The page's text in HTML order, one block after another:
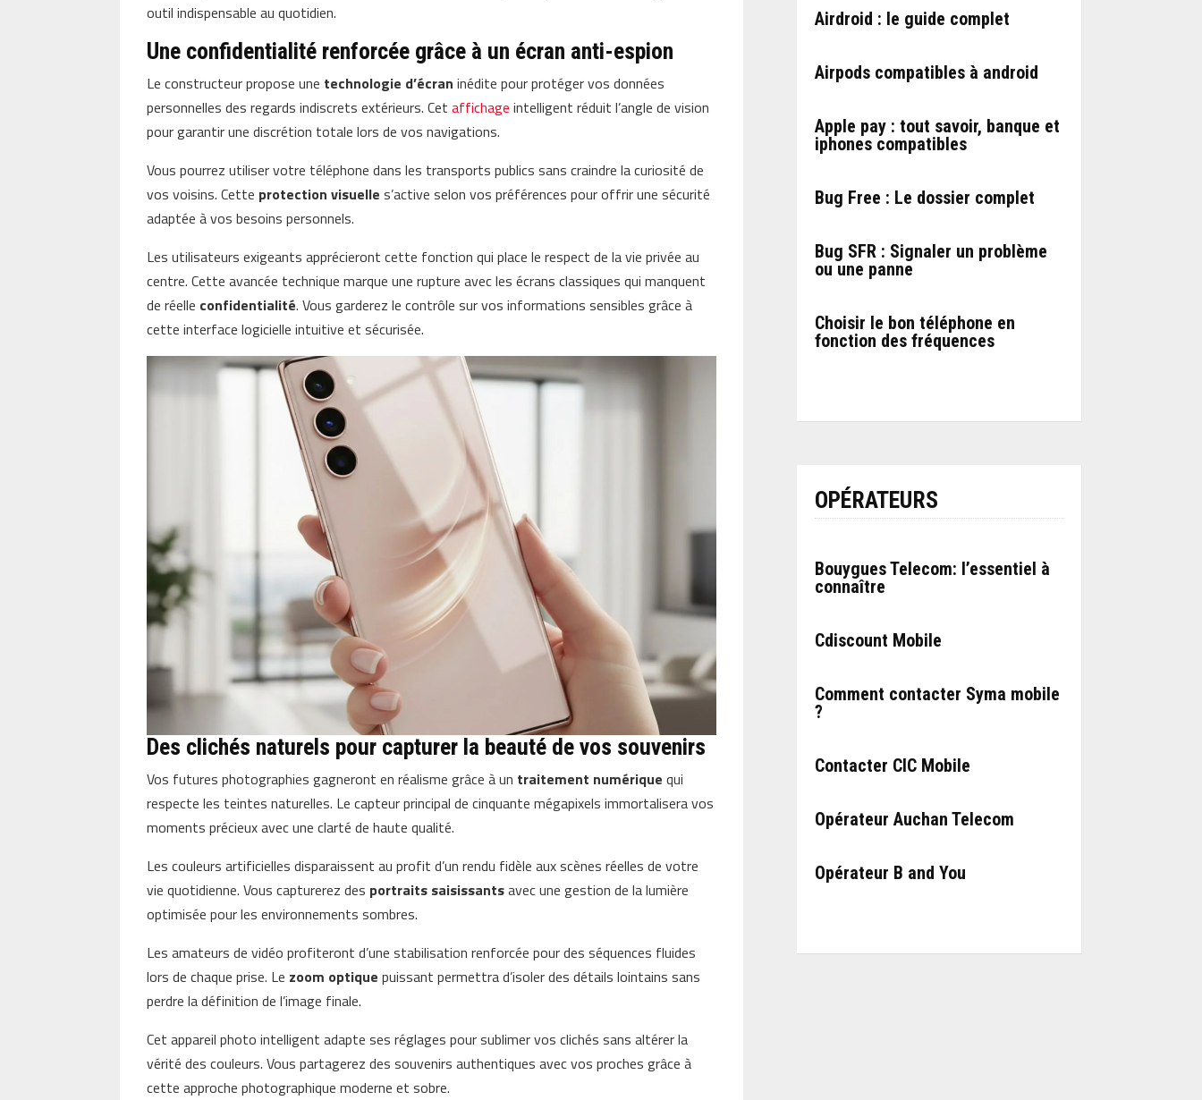
outil indispensable au quotidien.
Une confidentialité renforcée grâce à un écran anti-espion
Le constructeur propose une technologie d’écran inédite pour protéger vos données
personnelles des regards indiscrets extérieurs. Cetaffichage intelligent réduit l’angle de vision
pour garantir une discrétion totale lors de vos navigations.
Vous pourrez utiliser votre téléphone dans les transports publics sans craindre la curiosité de
vos voisins. Cette protection visuelle s’active selon vos préférences pour offrir une sécurité
adaptée à vos besoins personnels.
Les utilisateurs exigeants apprécieront cette fonction qui place le respect de la vie privée au
centre. Cette avancée technique marque une rupture avec les écrans classiques qui manquent
de réelle confidentialité. Vous garderez le contrôle sur vos informations sensibles grâce à
cette interface logicielle intuitive et sécurisée.
Des clichés naturels pour capturer la beauté de vos souvenirs
Vos futures photographies gagneront en réalisme grâce à un traitement numérique qui
respecte les teintes naturelles. Le capteur principal de cinquante mégapixels immortalisera vos
moments précieux avec une clarté de haute qualité.
Les couleurs artificielles disparaissent au profit d’un rendu fidèle aux scènes réelles de votre
vie quotidienne. Vous capturerez des portraits saisissantsavec une gestion de la lumière
optimisée pour les environnements sombres.
Les amateurs de vidéo profiteront d’une stabilisation renforcée pour des séquences fluides
lors de chaque prise. Le zoom optique puissant permettra d’isoler des détails lointains sans
perdre la définition de l’image finale.
Cet appareil photo intelligent adapte ses réglages pour sublimer vos clichés sans altérer la
vérité des couleurs. Vous partagerez des souvenirs authentiques avec vos proches grâce à
cette approche photographique moderne et sobre.
Airdroid : le guide complet
Airpods compatibles à android
Apple pay : tout savoir, banque et
iphones compatibles
Bug Free : Le dossier complet
Bug SFR : Signaler un problème
ou une panne
Choisir le bon téléphone en
fonction des fréquences
OPÉRATEURS
Bouygues Telecom: l’essentiel à
connaître
Cdiscount Mobile
Comment contacter Syma mobile
?
Contacter CIC Mobile
Opérateur Auchan Telecom
Opérateur B and You